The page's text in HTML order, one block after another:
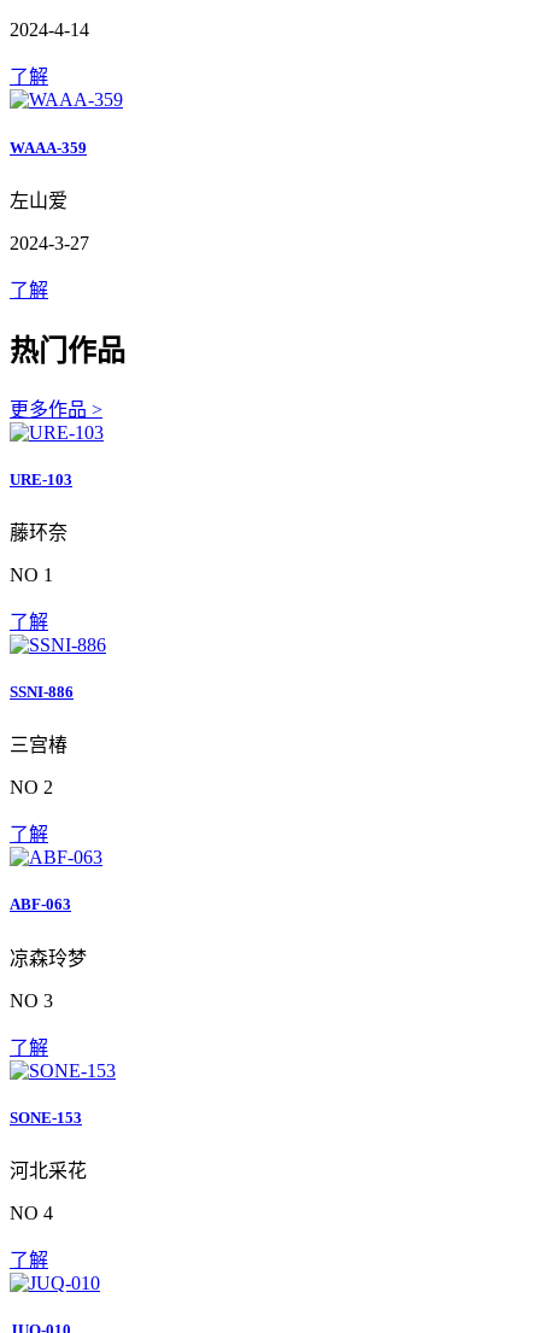
2024-4-14
了解
WAAA-359
左山爱
2024-3-27
了解
热门作品
更多作品 >
URE-103
藤环奈
NO 1
了解
SSNI-886
三宫椿
NO 2
了解
ABF-063
凉森玲梦
NO 3
了解
SONE-153
河北采花
NO 4
了解